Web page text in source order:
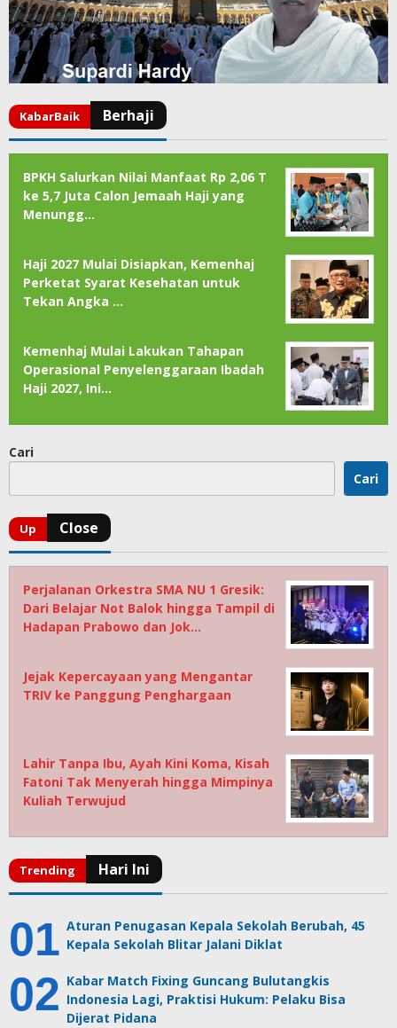
BPKH Salurkan Nilai Manfaat Rp 2,06 T
ke 5,7 Juta Calon Jemaah Haji yang
Menungg…
Haji 2027 Mulai Disiapkan, Kemenhaj
Perketat Syarat Kesehatan untuk
Tekan Angka …
Kemenhaj Mulai Lakukan Tahapan
Operasional Penyelenggaraan Ibadah
Haji 2027, Ini…
Cari
Cari
Perjalanan Orkestra SMA NU 1 Gresik:
Dari Belajar Not Balok hingga Tampil di
Hadapan Prabowo dan Jok…
Jejak Kepercayaan yang Mengantar
TRIV ke Panggung Penghargaan
Lahir Tanpa Ibu, Ayah Kini Koma, Kisah
Fatoni Tak Menyerah hingga Mimpinya
Kuliah Terwujud
Aturan Penugasan Kepala Sekolah Berubah, 45
Kepala Sekolah Blitar Jalani Diklat
Kabar Match Fixing Guncang Bulutangkis
Indonesia Lagi, Praktisi Hukum: Pelaku Bisa
Dijerat Pidana